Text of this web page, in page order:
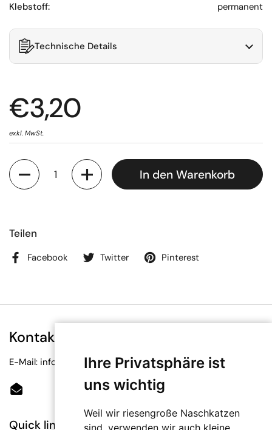
Ihre Privatsphäre ist
uns wichtig
Weil wir riesengroße Naschkatzen
sind, verwenden wir auch kleine
Klebstoff:
permanent
Technische Details
€3,20
exkl. MwSt.
Anzahl
In den Warenkorb
Teilen
Facebook Twitter Pinterest
Kontakt
E-Mail: info@bioetiketten.at
Email
Quick links